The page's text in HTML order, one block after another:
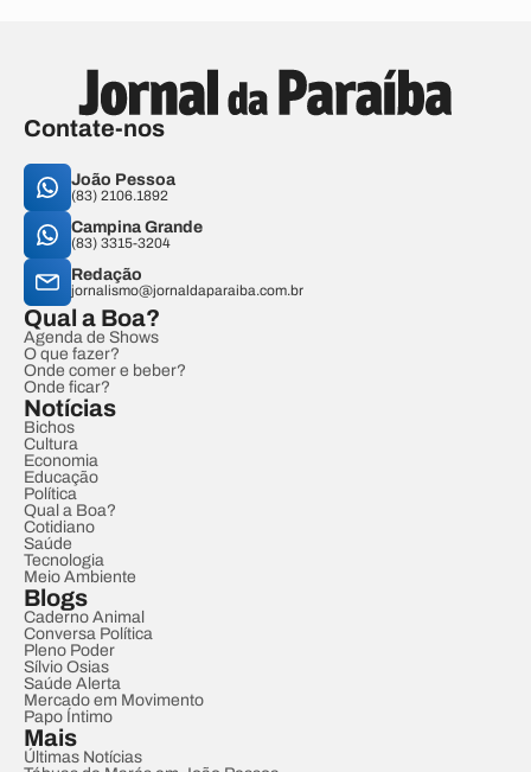
Contate-nos
João Pessoa
(83) 2106.1892
Campina Grande
(83) 3315-3204
Redação
jornalismo@jornaldaparaiba.com.br
Qual a Boa?
Agenda de Shows
O que fazer?
Onde comer e beber?
Onde ficar?
Notícias
Bichos
Cultura
Economia
Educação
Política
Qual a Boa?
Cotidiano
Saúde
Tecnologia
Meio Ambiente
Blogs
Caderno Animal
Conversa Política
Pleno Poder
Sílvio Osias
Saúde Alerta
Mercado em Movimento
Papo Íntimo
Mais
Últimas Notícias